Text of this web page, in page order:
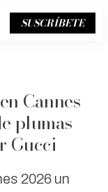
SUSCRÍBETE
Cannes
plumas
Gucci
2026 un